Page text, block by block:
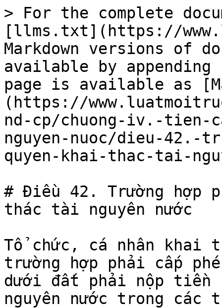
> For the complete
[llms.txt](https://
Markdown versions of
available by
page is available as
(https://
nd-cp/chuong-iv.-tien-
nguyen-nuoc/dieu-42.-
quyen-khai-thac-tai-
# Điều 42. Trường hợp
thác tài nguyên nước
Tổ chức, cá nhân khai
trường hợp phải cấp
dưới đất phải nộp tiền
nguyên nước trong các